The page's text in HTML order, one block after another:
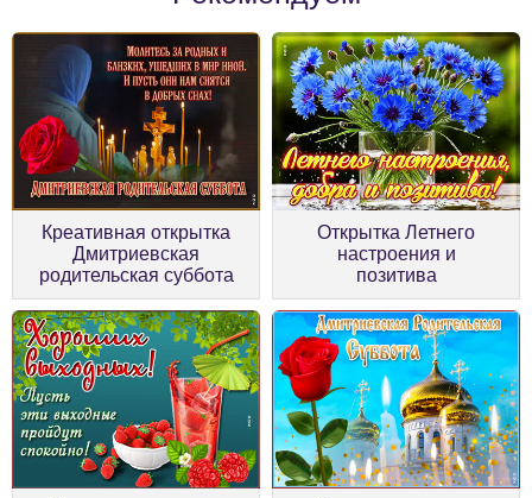
Креативная открытка
Дмитриевская
родительская суббота
Открытка Летнего
настроения и
позитива